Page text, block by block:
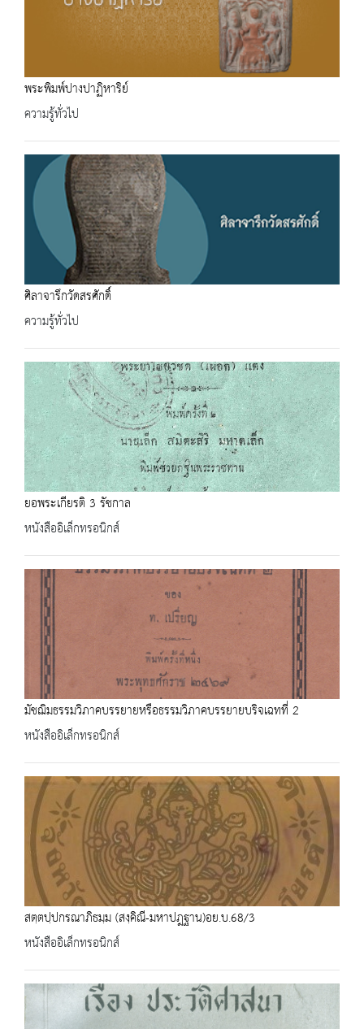
พระพิมพ์ปางปาฏิหาริย์
ความรู้ทั่วไป
ศิลาจารึกวัดสรศักดิ์
ความรู้ทั่วไป
ยอพระเกียรติ 3 รัชกาล
หนังสืออิเล็กทรอนิกส์
มัชฌิมธรรมวิภาคบรรยายหรือธรรมวิภาคบรรยายบริจเฉทที่ 2
หนังสืออิเล็กทรอนิกส์
สตฺตปฺปกรณาภิธมฺม (สงฺคิณี-มหาปฎฐาน)อย.บ.68/3
หนังสืออิเล็กทรอนิกส์